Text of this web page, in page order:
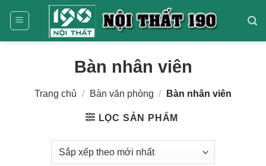
Bàn nhân viên
Trang chủ / Bàn văn phòng / Bàn nhân viên
LỌC SẢN PHẨM